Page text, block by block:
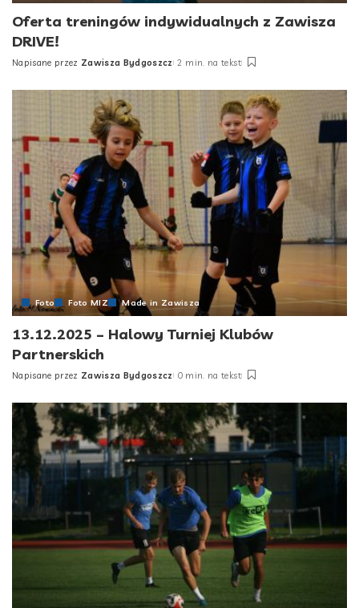
Oferta treningów indywidualnych z Zawisza
DRIVE!
Posted
Napisane przez Zawisza Bydgoszcz 2 min. na tekst
Foto Foto MIZ Made in Zawisza
13.12.2025 – Halowy Turniej Klubów
Partnerskich
Posted
Napisane przez Zawisza Bydgoszcz 0 min. na tekst